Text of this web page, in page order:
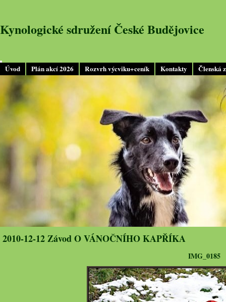
Úvod Plán akcí 2026 Rozvrh výcviku+ceník Kontakty Členská
Kynologické sdružení České Budějovice
2010-12-12 Závod O VÁNOČNÍHO KAPŘÍKA
IMG_0185